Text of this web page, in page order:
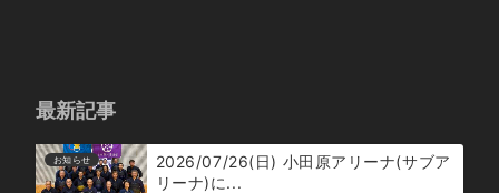
最新記事
お知らせ
2026/07/26(日) 小田原アリーナ(サブア
リーナ)に...